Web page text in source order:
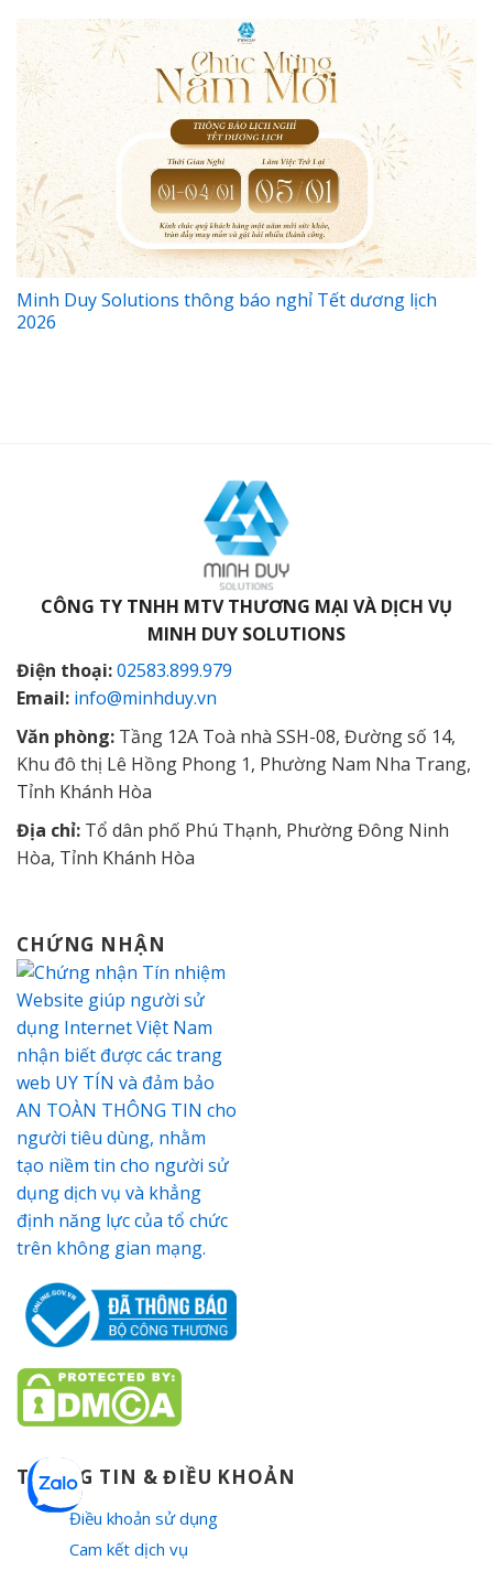
Minh Duy Solutions thông báo nghỉ Tết dương lịch
2026
CÔNG TY TNHH MTV THƯƠNG MẠI VÀ DỊCH VỤ
MINH DUY SOLUTIONS
Điện thoại:02583.899.979
Email: info@minhduy.vn
Văn phòng: Tầng 12A Toà nhà SSH-08, Đường số 14,
Khu đô thị Lê Hồng Phong 1, Phường Nam Nha Trang,
Tỉnh Khánh Hòa
Địa chỉ: Tổ dân phố Phú Thạnh, Phường Đông Ninh
Hòa, Tỉnh Khánh Hòa
CHỨNG NHẬN
THÔNG TIN & ĐIỀU KHOẢN
Điều khoản sử dụng
Cam kết dịch vụ